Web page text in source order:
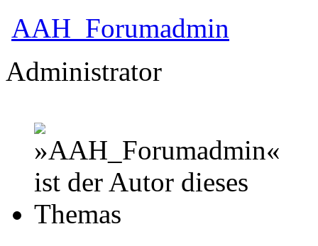
AAH_Forumadmin
Administrator